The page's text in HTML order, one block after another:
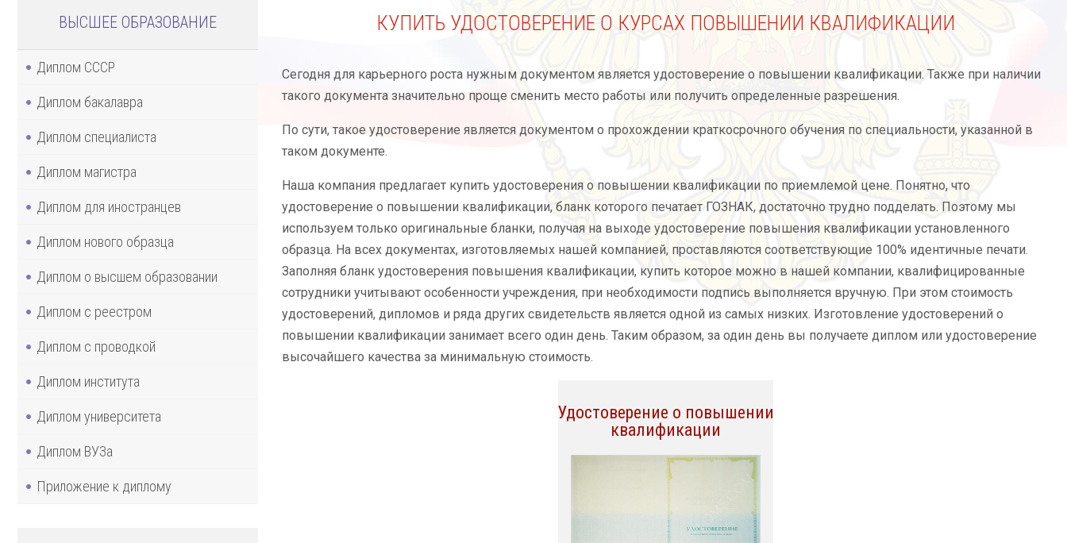
ВЫСШЕЕ ОБРАЗОВАНИЕ
Диплом СССР
Диплом бакалавра
Диплом специалиста
Диплом магистра
Диплом для иностранцев
Диплом нового образца
Диплом о высшем образовании
Диплом с реестром
Диплом с проводкой
Диплом института
Диплом университета
Диплом ВУЗа
Приложение к диплому
КУПИТЬ УДОСТОВЕРЕНИЕ О КУРСАХ ПОВЫШЕНИИ КВАЛИФИКАЦИИ
Сегодня для карьерного роста нужным документом является удостоверение о повышении квалификации. Также при наличии
такого документа значительно проще сменить место работы или получить определенные разрешения.
По сути, такое удостоверение является документом о прохождении краткосрочного обучения по специальности, указанной в
таком документе.
Наша компания предлагает купить удостоверения о повышении квалификации по приемлемой цене. Понятно, что
удостоверение о повышении квалификации, бланк которого печатает ГОЗНАК, достаточно трудно подделать. Поэтому мы
используем только оригинальные бланки, получая на выходе удостоверение повышения квалификации установленного
образца. На всех документах, изготовляемых нашей компанией, проставляются соответствующие 100% идентичные печати.
Заполняя бланк удостоверения повышения квалификации, купить которое можно в нашей компании, квалифицированные
сотрудники учитывают особенности учреждения, при необходимости подпись выполняется вручную. При этом стоимость
удостоверений, дипломов и ряда других свидетельств является одной из самых низких. Изготовление удостоверений о
повышении квалификации занимает всего один день. Таким образом, за один день вы получаете диплом или удостоверение
высочайшего качества за минимальную стоимость.
Удостоверение о повышении
квалификации